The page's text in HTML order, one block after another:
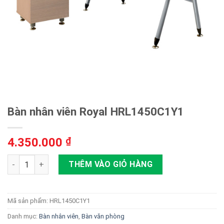
Bàn nhân viên Royal HRL1450C1Y1
4.350.000 ₫
Bàn nhân viên Royal HRL1450C1Y1 số lượng
THÊM VÀO GIỎ HÀNG
Mã sản phẩm: HRL1450C1Y1
Danh mục: Bàn nhân viên Bàn văn phòng